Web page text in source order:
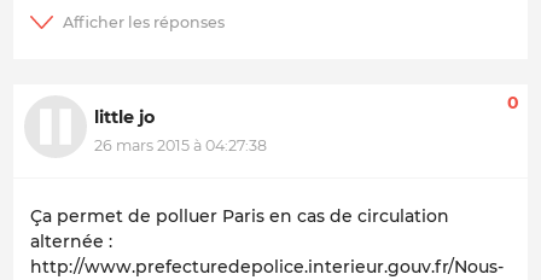
little jo
26 mars 2015 à 04:27:38
0
Ça permet de polluer Paris en cas de circulation
alternée :
http://www.prefecturedepolice.interieur.gouv.fr/Nous-